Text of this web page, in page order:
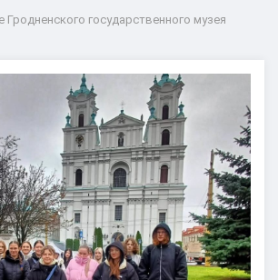
Гродненского государственного музея